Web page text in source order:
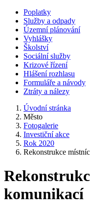
Poplatky
Služby a odpady
Územní plánování
Vyhlášky
Školství
Sociální služby
Krizové řízení
Hlášení rozhlasu
Formuláře a návody
Ztráty a nálezy
Úvodní stránka
Město
Fotogalerie
Investiční akce
Rok 2020
Rekonstrukce
komunikací